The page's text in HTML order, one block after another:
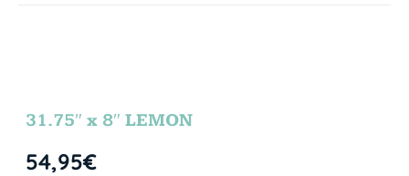
31.75″ x 8″ LEMON
54,95€